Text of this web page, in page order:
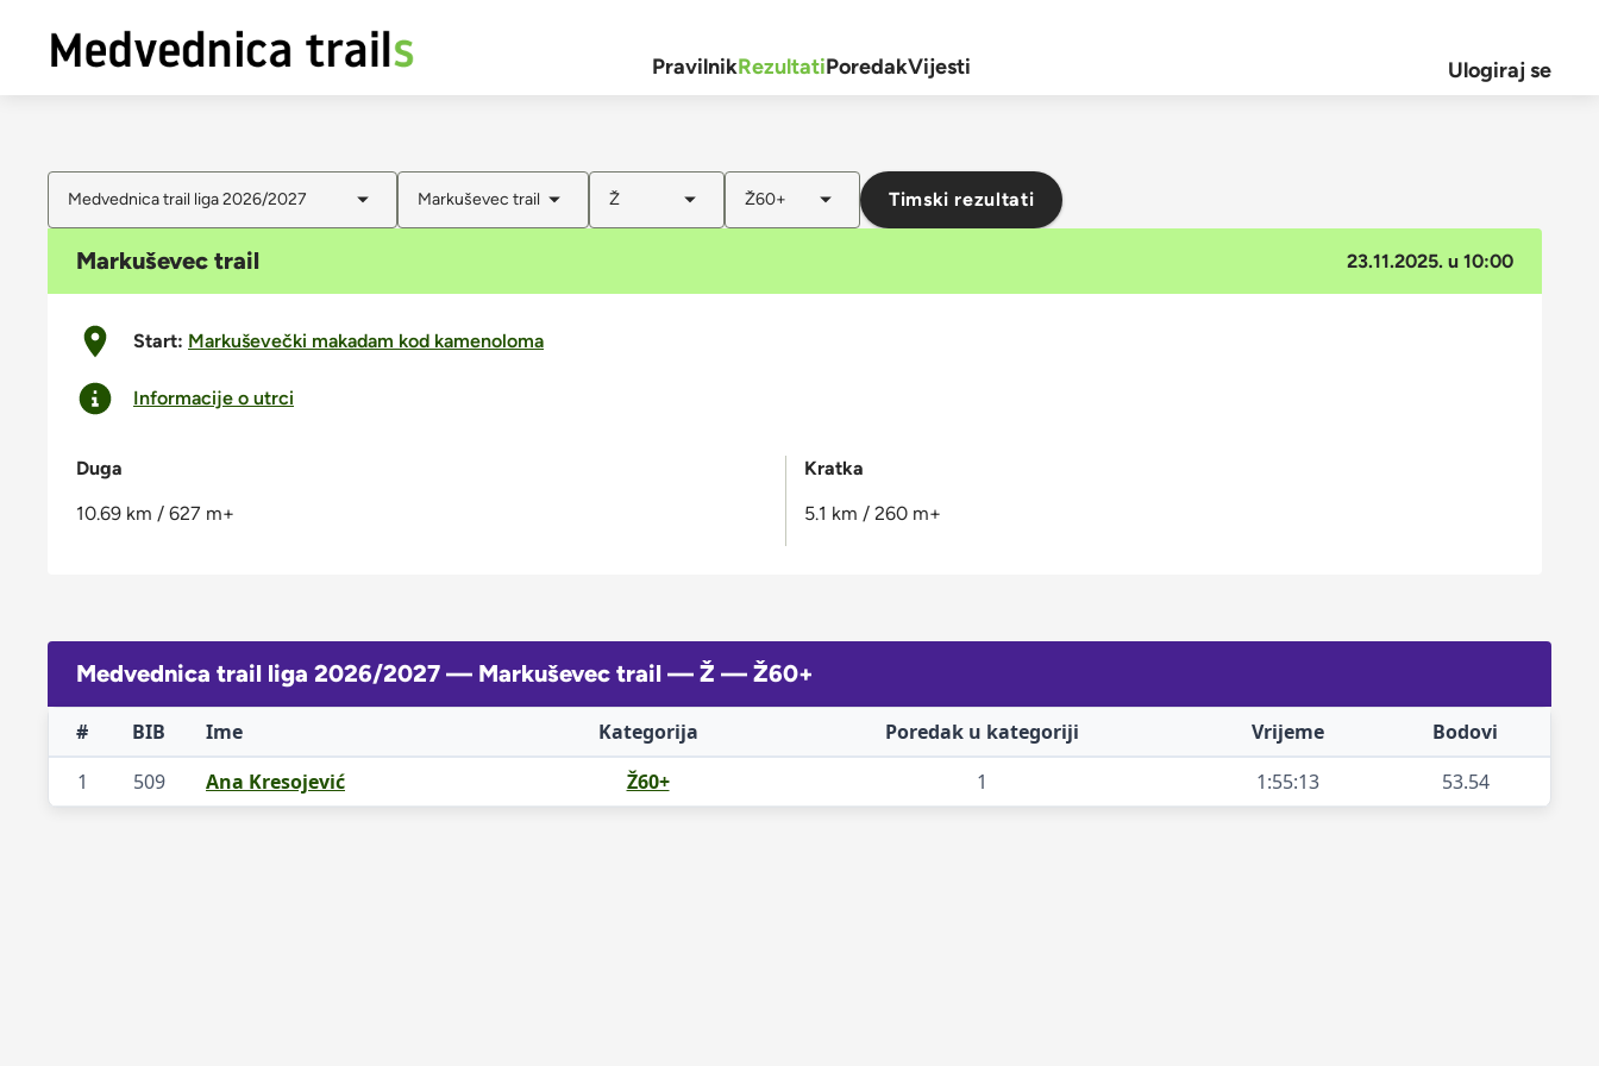
PravilnikRezultatiPoredakVijesti Ulogiraj se
Medvednica trail liga 2026/2027 Markuševec trail Ž Ž60+ Timski rezultati
Markuševec trail 23.11.2025. u 10:00
Start: Markuševečki makadam kod kamenoloma
Informacije o utrci
Duga
10.69 km / 627 m+
Kratka
5.1 km / 260 m+
Medvednica trail liga 2026/2027 — Markuševec trail — Ž — Ž60+
# BIB Ime Kategorija Poredak u kategoriji Vrijeme
Bodovi
1
509 Ana Kresojević Ž60+ 1 1:55:13 53.54